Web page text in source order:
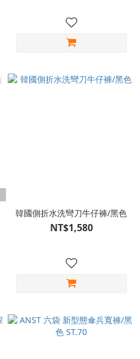
韓國側折水洗彎刀牛仔褲/黑色
NT$1,580